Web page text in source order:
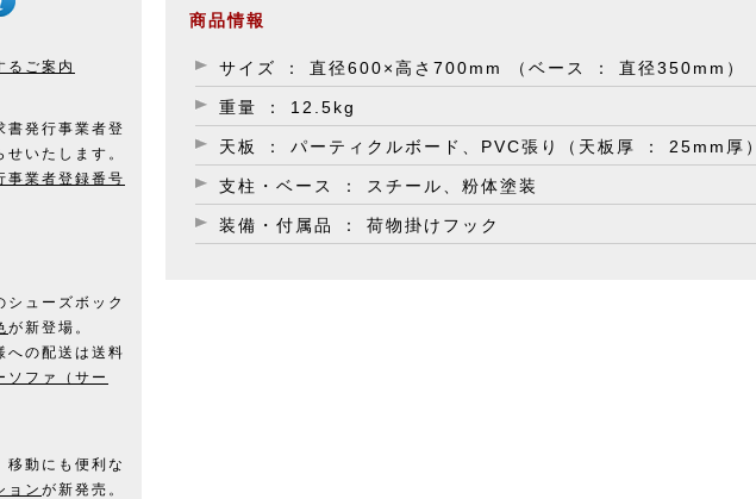
商品情報
サイズ ： 直径600×高さ700mm （ベース ： 直径350mm）
重量 ： 12.5kg
天板 ： パーティクルボード、PVC張り（天板厚 ： 25mm厚）
支柱・ベース ： スチール、粉体塗装
装備・付属品 ： 荷物掛けフック
るご案内
書発行事業者登
いたします。
事業者登録番号
シューズボック
が新登場。
への配送は送料
ソファ（サー
移動にも便利な
ョン が新発売。